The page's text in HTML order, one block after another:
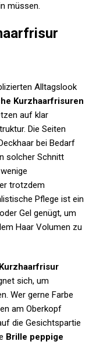
müssen.
Alltagslook
Kurzhaarfrisuren
auf klar
Die Seiten
bei Bedarf
solcher Schnitt
trotzdem
Pflege ist ein
Gel genügt, um
Haar Volumen zu
sich, um
Wer gerne Farbe
am Oberkopf
die Gesichtspartie
Brille peppige